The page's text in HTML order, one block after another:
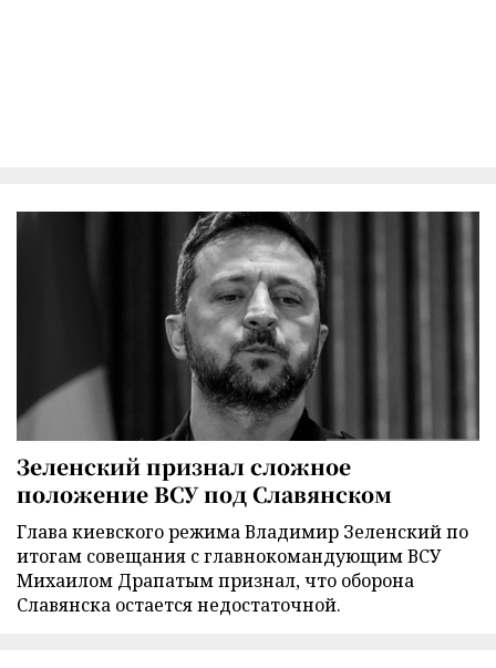
Зеленский признал сложное
положение ВСУ под Славянском
Глава киевского режима Владимир Зеленский по
итогам совещания с главнокомандующим ВСУ
Михаилом Драпатым признал, что оборона
Славянска остается недостаточной.